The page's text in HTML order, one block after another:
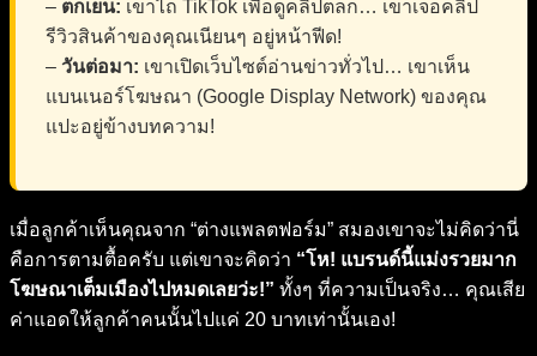
– ตกเย็น: เขาไถ TikTok เพื่อดูคลิปตลก… เขาเจอคลิป
รีวิวสินค้าของคุณเนียนๆ อยู่หน้าฟีด!
– วันต่อมา: เขาเปิดเว็บไซต์อ่านข่าวทั่วไป… เขาเห็น
แบนเนอร์โฆษณา (Google Display Network) ของคุณ
แปะอยู่ข้างบทความ!
เมื่อลูกค้าเห็นคุณจาก “ต่างแพลตฟอร์ม” สมองเขาจะไม่คิดว่านี่
คือการตามตื้อครับ แต่เขาจะคิดว่า “โห! แบรนด์นี้แม่งรวยมาก
โฆษณาเต็มเมืองไปหมดเลยว่ะ!” ทั้งๆ ที่ความเป็นจริง… คุณเสีย
ค่าแอดให้ลูกค้าคนนั้นไปแค่ 20 บาทเท่านั้นเอง!